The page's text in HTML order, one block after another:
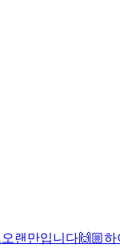
오랜만입니다🙌🏼하